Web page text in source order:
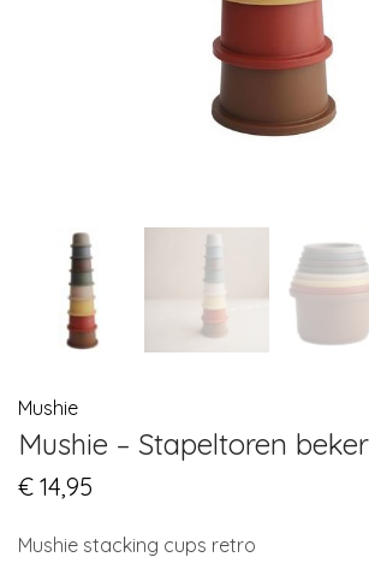
Mushie
Mushie – Stapeltoren
€ 14,95
Mushie stacking cups retro